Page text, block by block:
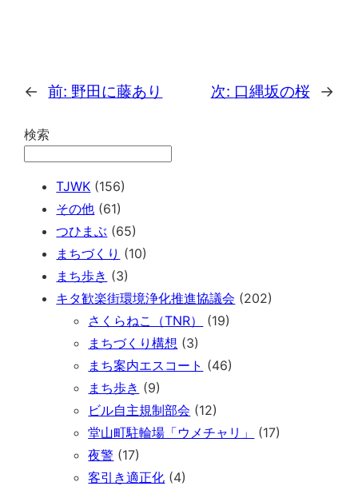
← 前: 野田に藤あり 次: 口縄坂の桜 →
検索
TJWK (156)
その他 (61)
つひまぶ (65)
まちづくり (10)
まち歩き (3)
キタ歓楽街環境浄化推進協議会 (202)
さくらねこ（TNR）
(19)
まちづくり構想 (3)
まち案内エスコート (46)
まち歩き (9)
ビル自主規制部会 (12)
堂山町駐輪場「ウメチャリ」
(17)
夜警 (17)
客引き適正化 (4)